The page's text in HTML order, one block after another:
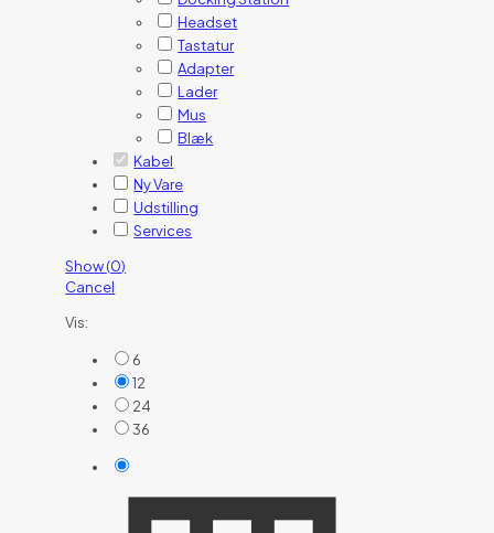
Headset
Tastatur
Adapter
Lader
Mus
Blæk
Kabel
Ny Vare
Udstilling
Services
Show(0)
Cancel
Vis:
6
12
24
36